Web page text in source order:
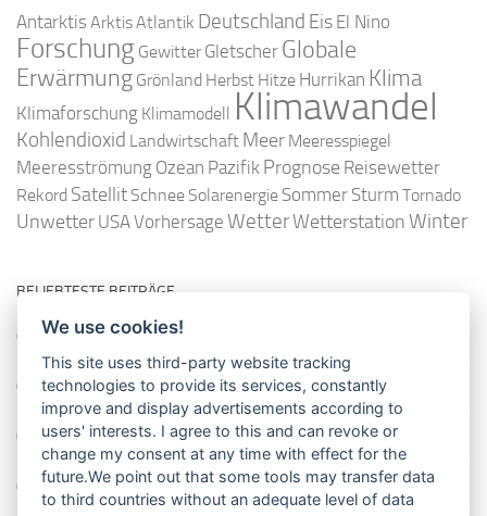
Antarktis ArktisAtlantik Deutschland Eis El Nino
Forschung Gewitter Gletscher Globale
Erwärmung Grönland Herbst Hitze Hurrikan Klima
Klimaforschung Klimamodell Klimawandel
Kohlendioxid Landwirtschaft Meer Meeresspiegel
Meeresströmung Ozean Pazifik Prognose Reisewetter
Rekord Satellit Schnee Solarenergie Sommer Sturm Tornado
Unwetter USAVorhersage WetterWetterstationWinter
BELIEBTESTE BEITRÄGE
So misst man die Lufttemperatur richtig
Die richtige Wasserpumpe für den Garten
Das Wetter-Netzwerk WeatherCloud
So stellt man einen Regenmesser korrekt auf
We use cookies!
This site uses third-party website tracking
technologies to provide its services, constantly
improve and display advertisements according to
users' interests. I agree to this and can revoke or
change my consent at any time with effect for the
future.We point out that some tools may transfer data
to third countries without an adequate level of data